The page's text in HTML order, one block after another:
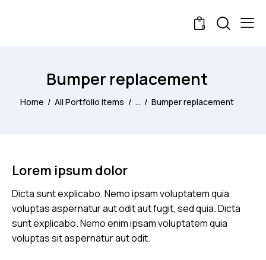
0
Bumper replacement
Home All Portfolio items ... Bumper replacement
Lorem ipsum dolor
Dicta sunt explicabo. Nemo ipsam voluptatem quia
voluptas aspernatur aut odit aut fugit, sed quia. Dicta
sunt explicabo. Nemo enim ipsam voluptatem quia
voluptas sit aspernatur aut odit.